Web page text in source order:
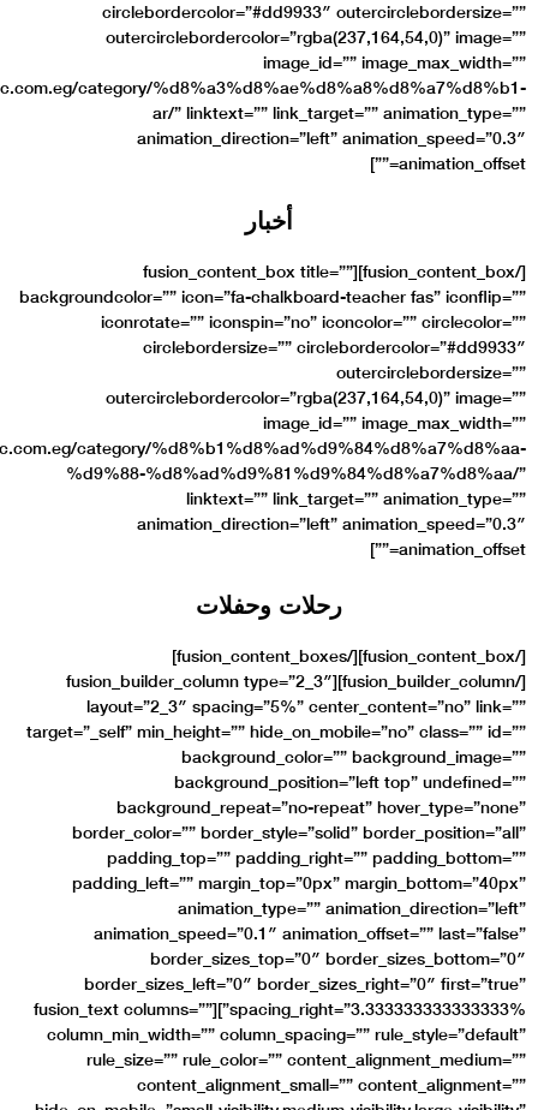
link=”https://www.egic.com.eg/category/
ar/”
[/
backgroundcolor=””
iconrotate=””
link=”https://www.egic.com.eg/category/
%d9%88-
[/fusion_content_box][/fusion_content_boxes]
[/
layout=”2_3″
target=”_self”
border_color=””
padding_left=””
spacing_right=”3.333333333333333%”][fusion_text columns=””
column_min_width=””
rule_size=””